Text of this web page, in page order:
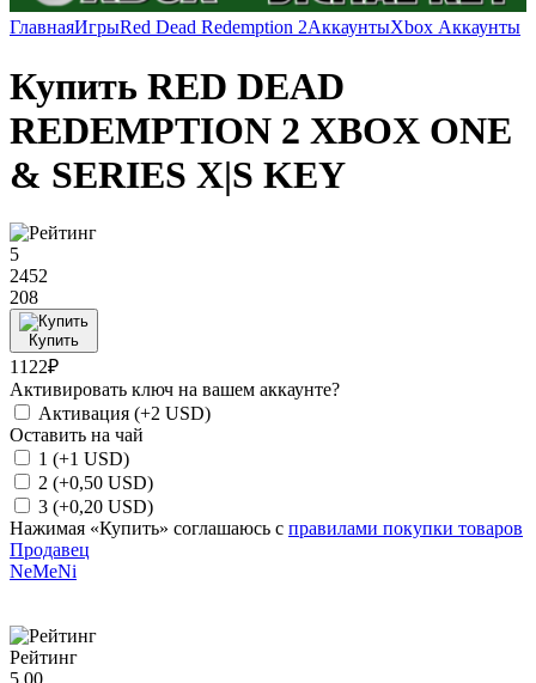
ГлавнаяИгрыRed Dead Redemption 2АккаунтыXbox Аккаунты
Купить RED DEAD
REDEMPTION 2 XBOX ONE
& SERIES X|S KEY
5
2452
208
Купить
1122₽
Активировать ключ на вашем аккаунте?
Активация (+2 USD)
Оставить на чай
1 (+1 USD)
2 (+0,50 USD)
3 (+0,20 USD)
Нажимая «Купить» соглашаюсь с правилами покупки товаров
Продавец
NeMeNi
Рейтинг
5.00